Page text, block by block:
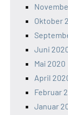
Oktober
Juni
Mai 2020
April
Februar
Januar